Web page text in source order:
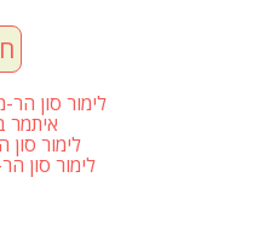
לימור סון
איתמר
לימור
לימור סון